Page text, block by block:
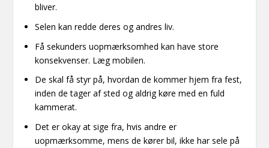
bliver.
Selen kan redde deres og andres liv.
Få sekunders uopmærksomhed kan have store
konsekvenser. Læg mobilen.
De skal få styr på, hvordan de kommer hjem fra fest,
inden de tager af sted og aldrig køre med en fuld
kammerat.
Det er okay at sige fra, hvis andre er
uopmærksomme, mens de kører bil, ikke har sele på